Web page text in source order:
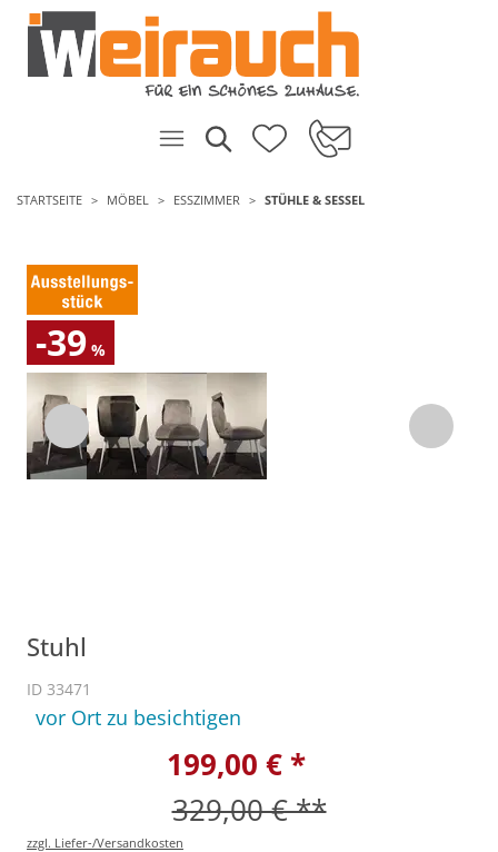
STARTSEITE MÖBEL ESSZIMMER STÜHLE & SESSEL
-39 %
Stuhl
ID 33471
vor Ort zu besichtigen
199,00 € *
329,00 € **
zzgl. Liefer-/Versandkosten